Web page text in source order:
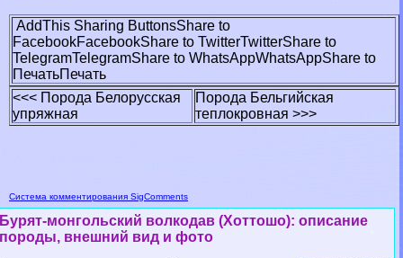
AddThis Sharing ButtonsShare to
FacebookFacebookShare to TwitterTwitterShare to
TelegramTelegramShare to WhatsAppWhatsAppShare to
ПечатьПечать
<<< Порода Белорусская
упряжная
Порода Бельгийская
теплокровная >>>
Система комментирования SigComments
Бурят-монгольский волкодав (Хоттошо): описание
породы, внешний вид и фото